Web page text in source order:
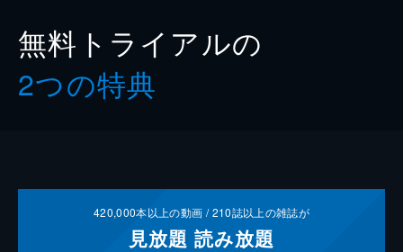
無料トライアルの
2つの特典
420,000本以上の動画 /210誌以上の雑誌が
見放題 読み放題